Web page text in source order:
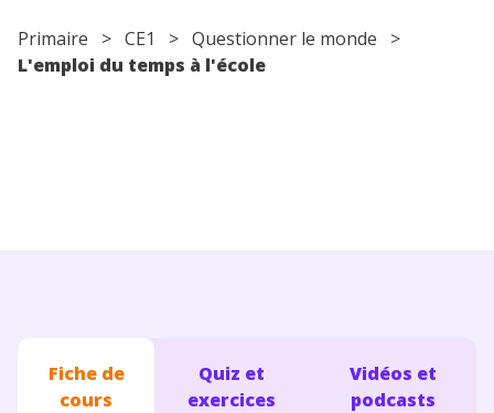
Primaire > CE1 > Questionner le monde >
L'emploi du temps à l'école
Fiche de
cours
Quiz et
exercices
Vidéos et
podcasts